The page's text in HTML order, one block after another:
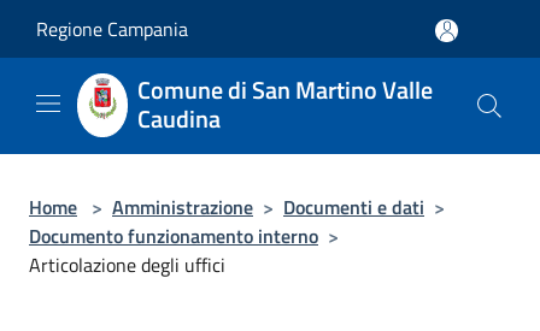
Regione Campania
Comune di San Martino Valle
Caudina
Home > Amministrazione > Documenti e dati >
Documento funzionamento interno >
Articolazione degli uffici